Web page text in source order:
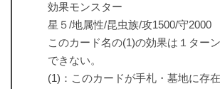
効果モンスター
星５/地属性/昆虫族/攻1500/守2000
このカード名の(1)の効果は１ター
できない。
(1)：このカードが手札・墓地に存